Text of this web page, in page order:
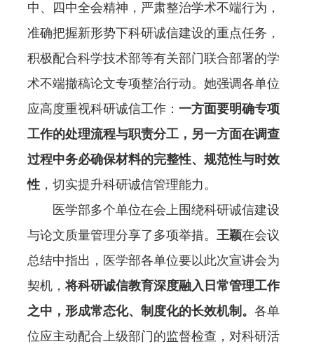
中、四中全会精神，严肃整治学术不端行为，
准确把握新形势下科研诚信建设的重点任务，
积极配合科学技术部等有关部门联合部署的学
术不端撤稿论文专项整治行动。她强调各单位
应高度重视科研诚信工作： 一方面要明确专项
工作的处理流程与职责分工，另一方面在调查
过程中务必确保材料的完整性、规范性与时效
性 ，切实提升科研诚信管理能力。
医学部多个单位在会上围绕科研诚信建设
与论文质量管理分享了多项举措。 王颖在会议
总结中指出，医学部各单位要以此次宣讲会为
契机， 将科研诚信教育深度融入日常管理工作
之中，形成常态化、制度化的长效机制。 各单
位应主动配合上级部门的监督检查，对科研活